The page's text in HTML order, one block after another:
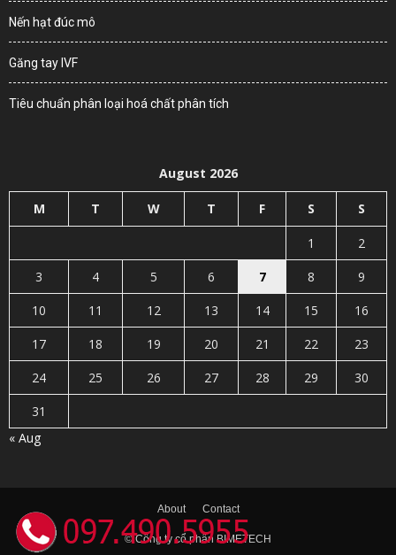
Nến hạt đúc mô
Găng tay IVF
Tiêu chuẩn phân loại hoá chất phân tích
August 2026
M T W T F S S
1
2
3
4 5 6 7 8
9
10
11 12 13 14 15
16
17
18 19 20 21 22
23
24
25 26 27 28 29
30
31
« Aug
About Contact
© Công ty cổ phân BIMETECH